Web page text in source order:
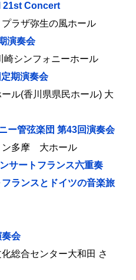
21st Concert
ラザ弥生の風ホール
演奏会
シンフォニーホール
期演奏会
(香川県県民ホール) 大
ー管弦楽団 第43回演奏会
多摩 大ホール
サートフランス六重奏
ランスとドイツの音楽旅
会
合センター大和田 さ